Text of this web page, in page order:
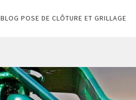
BLOG POSE DE CLÔTURE ET GRILLAGE